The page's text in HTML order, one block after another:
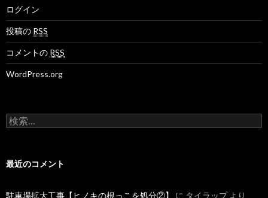
ログイン
投稿の RSS
コメントの RSS
WordPress.org
検
索
最近のコメント
駐車場拡大工事【ヒノキの根っこを処分②】 に タイラップより